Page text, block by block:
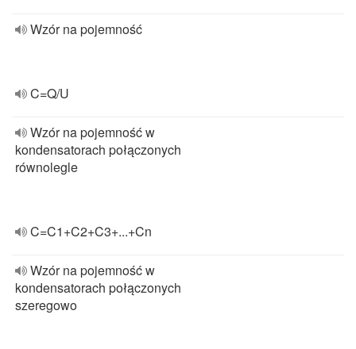
Wzór na pojemność
C=Q/U
Wzór na pojemność w
kondensatorach połączonych
równolegle
C=C1+C2+C3+...+Cn
Wzór na pojemność w
kondensatorach połączonych
szeregowo